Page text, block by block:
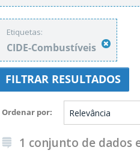
Etiquetas:
CIDE-Combustíveis
FILTRAR RESULTADOS
Ordenar por
1 conjunto de dados